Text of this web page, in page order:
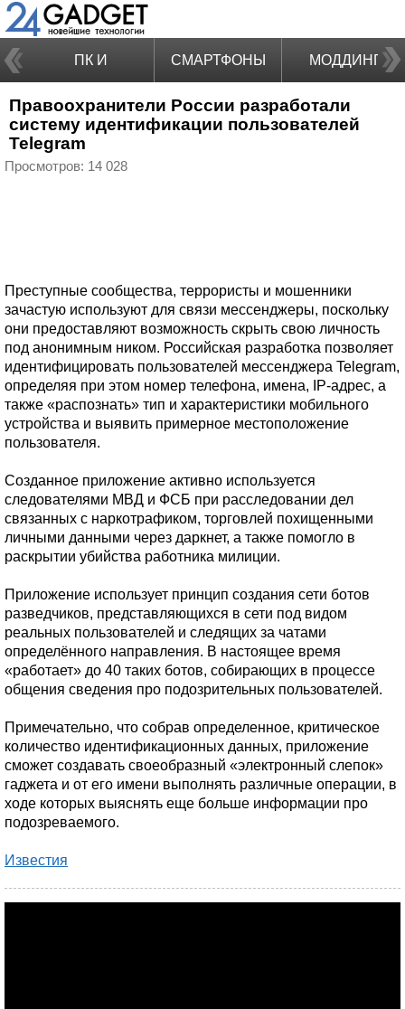
ПК И
НОУТБУКИ
СМАРТФОНЫ МОДДИНГ
Правоохранители России разработали
систему идентификации пользователей
Telegram
Просмотров: 14 028
Преступные сообщества, террористы и мошенники
зачастую используют для связи мессенджеры, поскольку
они предоставляют возможность скрыть свою личность
под анонимным ником. Российская разработка позволяет
идентифицировать пользователей мессенджера Telegram,
определяя при этом номер телефона, имена, IP-адрес, а
также «распознать» тип и характеристики мобильного
устройства и выявить примерное местоположение
пользователя.
Созданное приложение активно используется
следователями МВД и ФСБ при расследовании дел
связанных с наркотрафиком, торговлей похищенными
личными данными через даркнет, а также помогло в
раскрытии убийства работника милиции.
Приложение использует принцип создания сети ботов
разведчиков, представляющихся в сети под видом
реальных пользователей и следящих за чатами
определённого направления. В настоящее время
«работает» до 40 таких ботов, собирающих в процессе
общения сведения про подозрительных пользователей.
Примечательно, что собрав определенное, критическое
количество идентификационных данных, приложение
сможет создавать своеобразный «электронный слепок»
гаджета и от его имени выполнять различные операции, в
ходе которых выяснять еще больше информации про
подозреваемого.
Известия